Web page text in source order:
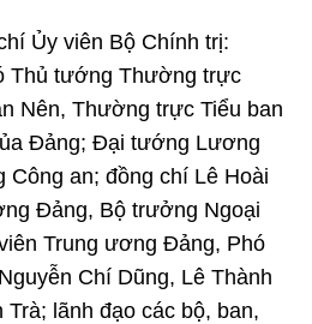
Ủy viên Bộ Chính trị:
Thủ tướng Thường trực
Nên, Thường trực Tiểu ban
Đảng; Đại tướng Lương
Công an; đồng chí Lê Hoài
Đảng, Bộ trưởng Ngoại
Trung ương Đảng, Phó
Chí Dũng, Lê Thành
lãnh đạo các bộ, ban,